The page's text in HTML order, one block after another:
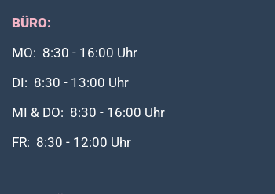
BÜRO:
MO: 8:30 - 16:00 Uhr
DI: 8:30 - 13:00 Uhr
MI & DO: 8:30 - 16:00 Uhr
FR: 8:30 - 12:00 Uhr